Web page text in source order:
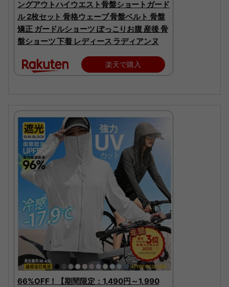
ングアウトハイウエスト骨盤ショートガード
ル 2枚セット 骨格ウェーブ 骨盤ベルト 骨盤
矯正 ガードルショーツ ぽっこりお腹 産後 骨
盤ショーツ 下着 レディース ラディアンヌ
楽天で購入
66%OFF！【期間限定：1,490円～1,990